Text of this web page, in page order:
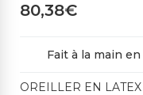
80,38€
Fait à la main
OREILLER EN